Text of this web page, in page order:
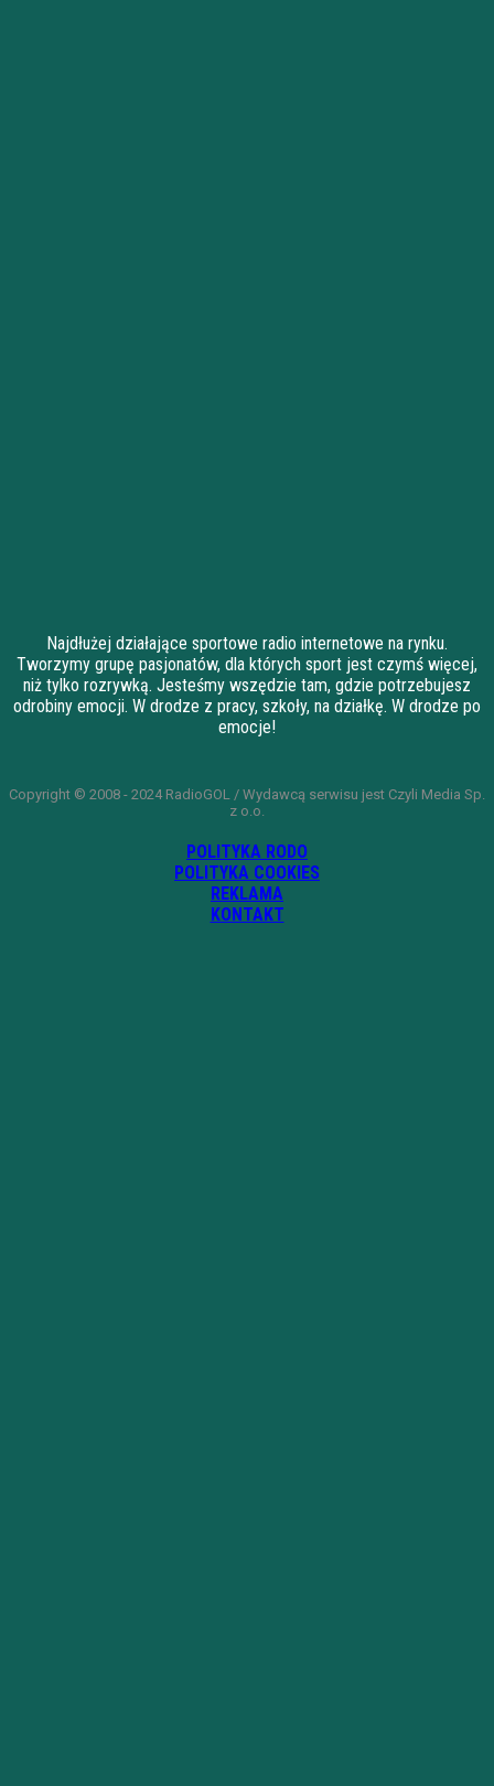
Najdłużej działające sportowe radio internetowe na rynku.
Tworzymy grupę pasjonatów, dla których sport jest czymś więcej,
niż tylko rozrywką. Jesteśmy wszędzie tam, gdzie potrzebujesz
odrobiny emocji. W drodze z pracy, szkoły, na działkę. W drodze po
emocje!
Copyright © 2008 - 2024 RadioGOL / Wydawcą serwisu jest Czyli Media Sp.
z o.o.
POLITYKA RODO
POLITYKA COOKIES
REKLAMA
KONTAKT